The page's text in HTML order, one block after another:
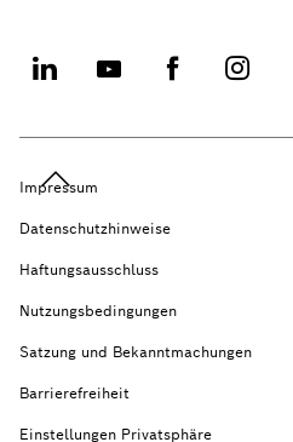
Impressum
Datenschutzhinweise
Haftungsausschluss
Nutzungsbedingungen
Satzung und Bekanntmachungen
Barrierefreiheit
Einstellungen Privatsphäre